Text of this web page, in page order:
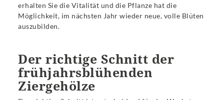
erhalten Sie die Vitalität und die Pflanze hat die
Möglichkeit, im nächsten Jahr wieder neue, volle Blüten
auszubilden.
Der richtige Schnitt der
frühjahrsblühenden
Ziergehölze